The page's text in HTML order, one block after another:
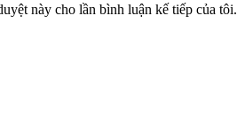
này cho lần bình luận kế tiếp của tôi.